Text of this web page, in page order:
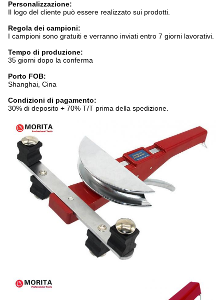
Personalizzazione:
Il logo del cliente può essere realizzato sui prodotti.
Regola dei campioni:
I campioni sono gratuiti e verranno inviati entro 7 giorni lavorativi.
Tempo di produzione:
35 giorni dopo la conferma
Porto FOB:
Shanghai, Cina
Condizioni di pagamento:
30% di deposito + 70% T/T prima della spedizione.